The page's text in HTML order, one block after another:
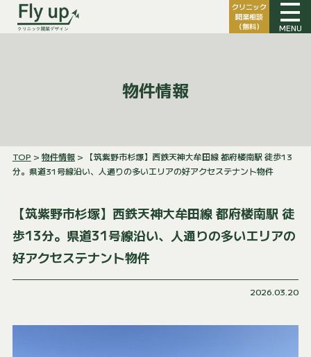
クリニック
開業相談
（無料）
MENU
物件情報
TOP > 物件情報> 【筑紫野市杉塚】西鉄天神大牟田線 都府楼南駅 徒歩13
分。県道31号線沿い、人通りの多いエリアの好アクセステナント物件
【筑紫野市杉塚】西鉄天神大牟田線 都府楼南駅 徒
歩13分。県道31号線沿い、人通りの多いエリアの
好アクセステナント物件
2026.03.20